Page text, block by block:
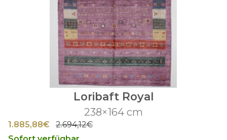
Loribaft Royal
238×164 cm
1.885,88€
2.694,12€